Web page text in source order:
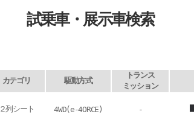
試乗車・展示車検索
カテゴリ 駆動方式
トランス
ミッション
２列シート 4WD(e-4ORCE) -